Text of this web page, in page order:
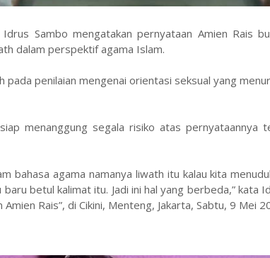
Sambo mengatakan pernyataan Amien Rais
dalam perspektif agama Islam.
pada penilaian mengenai orientasi seksual yang
menanggung segala risiko atas pernyataannya
bahasa agama namanya liwath itu kalau kita
betul kalimat itu. Jadi ini hal yang berbeda,” kata
Rais”, di Cikini, Menteng, Jakarta, Sabtu, 9 Mei